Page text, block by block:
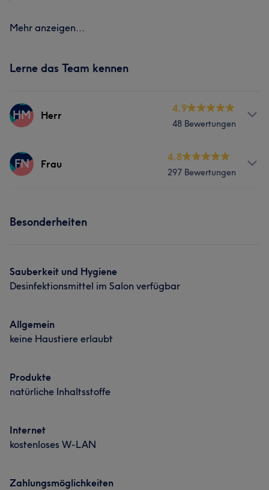
Mehr anzeigen...
Lerne das Team kennen
HM Herr
4.9
48 Bewertungen
Services
FN Frau
4.8
297 Bewertungen
Was unsere Kunden über Frau sagen
Kompetent
Besonderheiten
Sauberkeit und Hygiene
Desinfektionsmittel im Salon verfügbar
Allgemein
keine Haustiere erlaubt
Produkte
natürliche Inhaltsstoffe
Internet
kostenloses W-LAN
Zahlungsmöglichkeiten